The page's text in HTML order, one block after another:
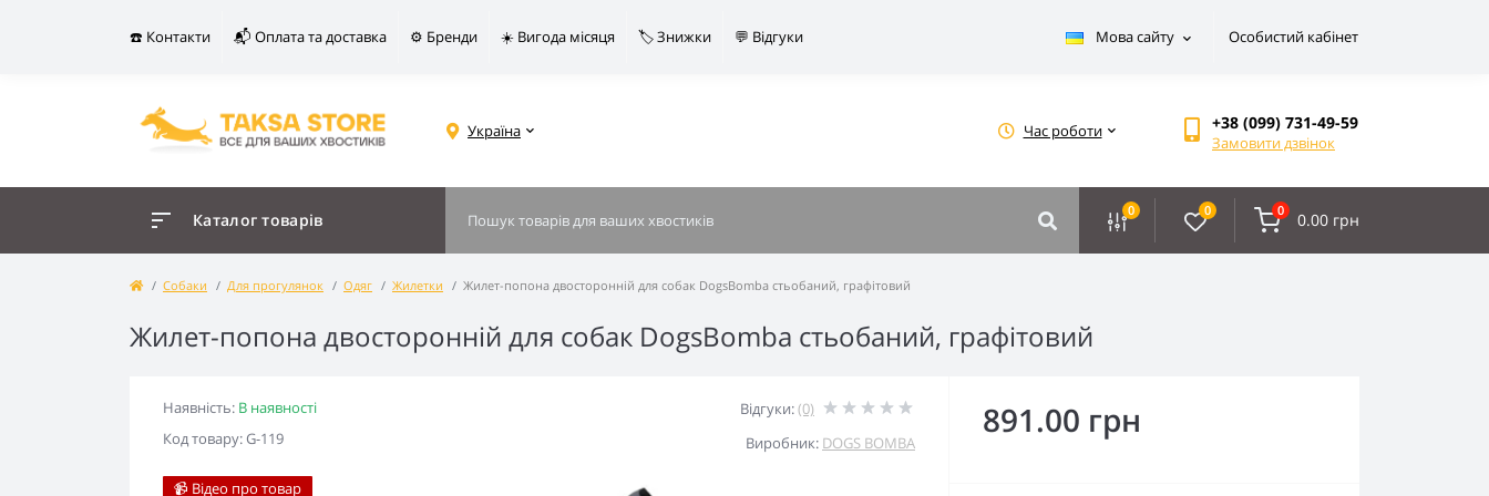
☎️ Контакти 📬 Оплата та доставка ⚙️ Бренди ☀️ Вигода місяця 🏷️ Знижки 💬 Відгуки Мова сайту Особистий кабінет
Україна Час роботи +38 (099) 731-49-59
Замовити дзвінок
Каталог товарів 0 0 0 0.00 грн
Собаки Для прогулянок Одяг Жилетки Жилет-попона двосторонній для собак DogsBomba стьобаний, графітовий
Жилет-попона двосторонній для собак DogsBomba стьобаний, графітовий
Наявність: В наявності
Код товару: G-119
Відгуки:(0)
Виробник: DOGS BOMBA
📹 Відео про товар
891.00 грн